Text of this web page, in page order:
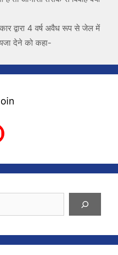
द्वारा 4 वर्ष अवैध रूप से जेल में
देने को कहा-